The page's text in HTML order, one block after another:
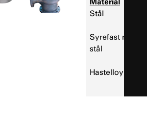
Stål
Syrefast rustfrit
stål
Hastelloy